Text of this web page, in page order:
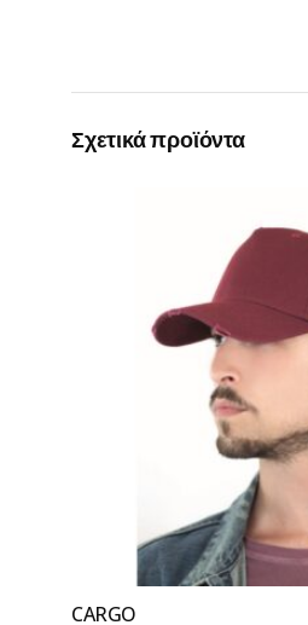
Σχετικά προϊόντα
CARGO